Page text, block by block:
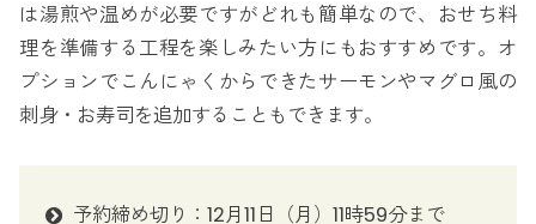
は湯煎や温めが必要ですがどれも簡単なので、おせち料
理を準備する工程を楽しみたい方にもおすすめです。オ
プションでこんにゃくからできたサーモンやマグロ風の
刺身・お寿司を追加することもできます。
予約締め切り：12月11日（月）11時59分まで